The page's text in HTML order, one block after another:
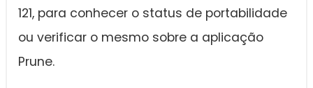
121, para conhecer o status de portabilidade
ou verificar o mesmo sobre a aplicação
Prune.